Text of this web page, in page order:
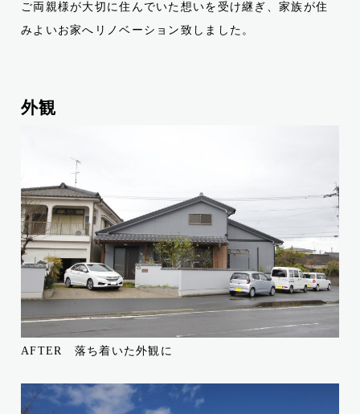
ご両親様が大切に住んでいた想いを受け継ぎ、家族が住
みよいお家へリノベーション致しました。
外観
AFTER 落ち着いた外観に